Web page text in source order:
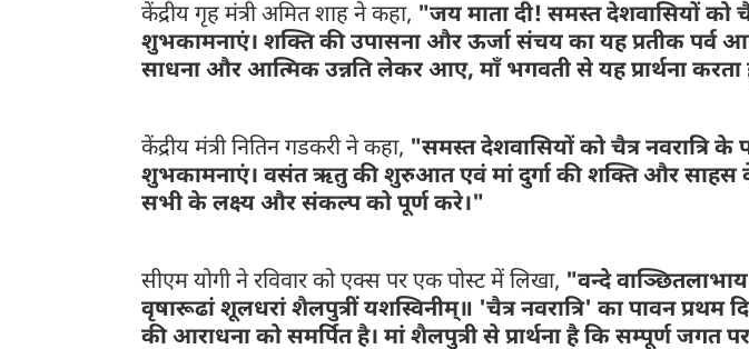
केंद्रीय गृह मंत्री अमित शाह ने कहा, "जय माता दी! समस्त देशवासियों को
शुभकामनाएं। शक्ति की उपासना और ऊर्जा संचय का यह प्रतीक पर्व
साधना और आत्मिक उन्नति लेकर आए, माँ भगवती से यह प्रार्थना करता
केंद्रीय मंत्री नितिन गडकरी ने कहा, "समस्त देशवासियों को चैत्र नवरात्रि के
शुभकामनाएं। वसंत ऋतु की शुरुआत एवं मां दुर्गा की शक्ति और साहस
सभी के लक्ष्य और संकल्प को पूर्ण करे।"
सीएम योगी ने रविवार को एक्स पर एक पोस्ट में लिखा, "वन्दे
वृषारूढां शूलधरां शैलपुत्रीं यशस्विनीम्॥ 'चैत्र नवरात्रि' का पावन प्रथम
की आराधना को समर्पित है। मां शैलपुत्री से प्रार्थना है कि सम्पूर्ण जगत